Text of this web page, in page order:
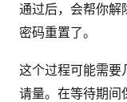
通过后，会帮你解
密码重置了。
这个过程可能需要
请量。在等待期间